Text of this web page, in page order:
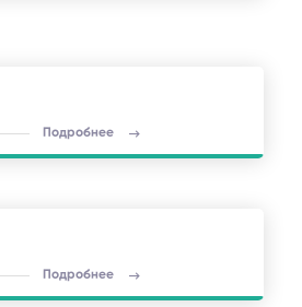
Подробнее
Подробнее